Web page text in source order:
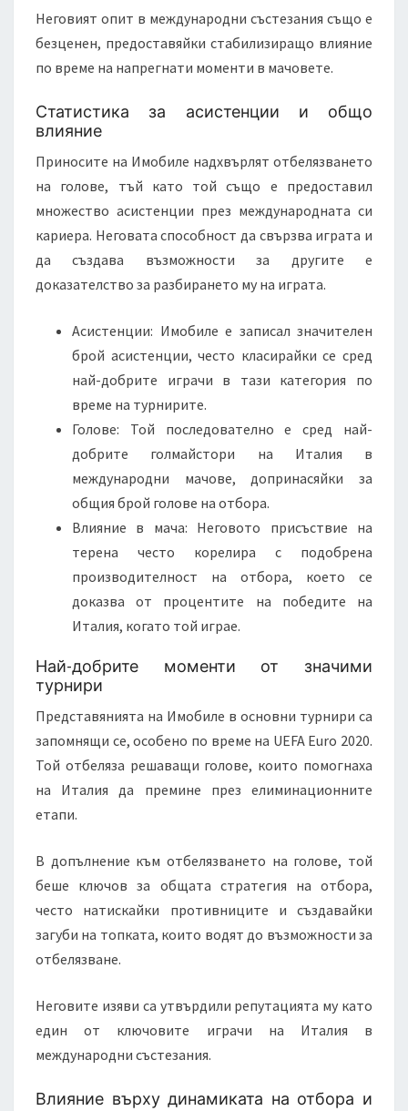
Неговият опит в международни състезания също е
безценен, предоставяйки стабилизиращо влияние
по време на напрегнати моменти в мачовете.
Статистика за асистенции и общо
влияние
Приносите на Имобиле надхвърлят отбелязването
на голове, тъй като той също е предоставил
множество асистенции през международната си
кариера. Неговата способност да свързва играта и
да създава възможности за другите е
доказателство за разбирането му на играта.
Асистенции: Имобиле е записал значителен
брой асистенции, често класирайки се сред
най-добрите играчи в тази категория по
време на турнирите.
Голове: Той последователно е сред най-
добрите голмайстори на Италия в
международни мачове, допринасяйки за
общия брой голове на отбора.
Влияние в мача: Неговото присъствие на
терена често корелира с подобрена
производителност на отбора, което се
доказва от процентите на победите на
Италия, когато той играе.
Най-добрите моменти от значими
турнири
Представянията на Имобиле в основни турнири са
запомнящи се, особено по време на UEFA Euro 2020.
Той отбеляза решаващи голове, които помогнаха
на Италия да премине през елиминационните
етапи.
В допълнение към отбелязването на голове, той
беше ключов за общата стратегия на отбора,
често натискайки противниците и създавайки
загуби на топката, които водят до възможности за
отбелязване.
Неговите изяви са утвърдили репутацията му като
един от ключовите играчи на Италия в
международни състезания.
Влияние върху динамиката на отбора и